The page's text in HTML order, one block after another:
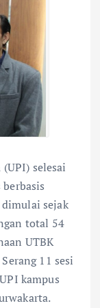
selesai
dimulai sejak
total 54
UTBK
11 sesi
kampus